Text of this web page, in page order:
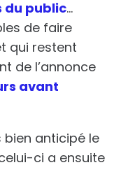
du public…
de faire
qui restent
de l’annonce
avant
bien anticipé le
ci a ensuite